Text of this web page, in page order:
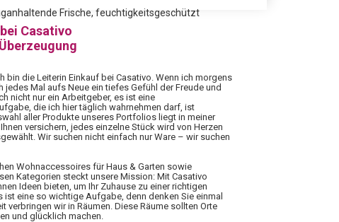
Frische, feuchtigkeitsgeschützt
Casativo
bin die Leiterin Einkauf bei Casativo. Wenn ich morgens
jedes Mal aufs Neue ein tiefes Gefühl der Freude und
nicht nur ein Arbeitgeber, es ist eine
die ich hier täglich wahrnehmen darf, ist
aller Produkte unseres Portfolios liegt in meiner
versichern, jedes einzelne Stück wird von Herzen
Wir suchen nicht einfach nur Ware – wir suchen
Wohnaccessoires für Haus & Garten sowie
Kategorien steckt unsere Mission: Mit Casativo
Ideen bieten, um Ihr Zuhause zu einer richtigen
ist eine so wichtige Aufgabe, denn denken Sie einmal
verbringen wir in Räumen. Diese Räume sollten Orte
und glücklich machen.